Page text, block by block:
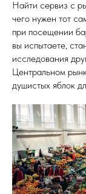
Найти сервиз с
чего нужен тот
при посещении
вы испытаете,
исследования
Центральном
душистых яблок